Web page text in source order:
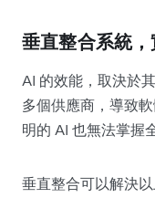
垂直整合系統
AI 的效能，取決於
多個供應商，導致
明的 AI 也無法掌握
垂直整合可以解決